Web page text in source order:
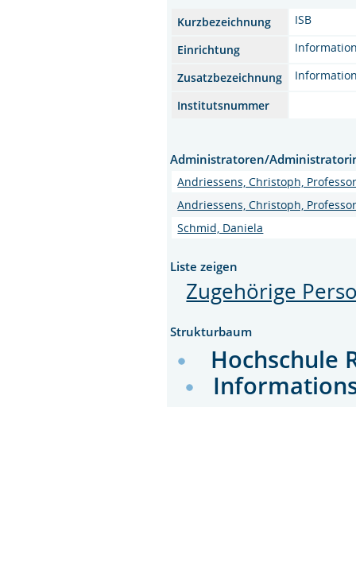
Kurzbezeichnung
ISB
Einrichtung
Zusatzbezeichnung
Institutsnummer
Administratoren/
Andriessens, Christoph,
Andriessens, Christoph,
Schmid, Daniela
Liste zeigen
Zugehörige
Strukturbaum
Hochschule